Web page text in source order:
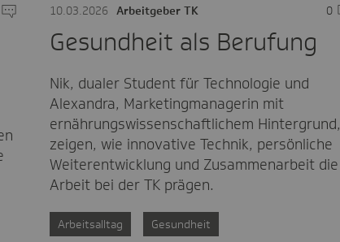
10.03.2026 Arbeitgeber TK 0
Gesundheit als Berufung
Nik, dualer Student für Technologie und
Alexandra, Marketingmanagerin mit
ernährungswissenschaftlichem Hintergrund,
zeigen, wie innovative Technik, persönliche
Weiterentwicklung und Zusammenarbeit die
Arbeit bei der TK prägen.
Arbeitsalltag Gesundheit